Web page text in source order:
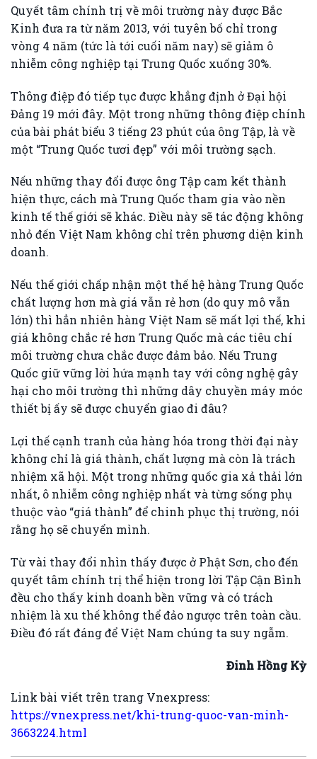
Quyết tâm chính trị về môi trường này được Bắc
Kinh đưa ra từ năm 2013, với tuyên bố chỉ trong
vòng 4 năm (tức là tới cuối năm nay) sẽ giảm ô
nhiễm công nghiệp tại Trung Quốc xuống 30%.
Thông điệp đó tiếp tục được khẳng định ở Đại hội
Đảng 19 mới đây. Một trong những thông điệp chính
của bài phát biểu 3 tiếng 23 phút của ông Tập, là về
một “Trung Quốc tươi đẹp” với môi trường sạch.
Nếu những thay đổi được ông Tập cam kết thành
hiện thực, cách mà Trung Quốc tham gia vào nền
kinh tế thế giới sẽ khác. Điều này sẽ tác động không
nhỏ đến Việt Nam không chỉ trên phương diện kinh
doanh.
Nếu thế giới chấp nhận một thế hệ hàng Trung Quốc
chất lượng hơn mà giá vẫn rẻ hơn (do quy mô vẫn
lớn) thì hẳn nhiên hàng Việt Nam sẽ mất lợi thế, khi
giá không chắc rẻ hơn Trung Quốc mà các tiêu chí
môi trường chưa chắc được đảm bảo. Nếu Trung
Quốc giữ vững lời hứa mạnh tay với công nghệ gây
hại cho môi trường thì những dây chuyền máy móc
thiết bị ấy sẽ được chuyển giao đi đâu?
Lợi thế cạnh tranh của hàng hóa trong thời đại này
không chỉ là giá thành, chất lượng mà còn là trách
nhiệm xã hội. Một trong những quốc gia xả thải lớn
nhất, ô nhiễm công nghiệp nhất và từng sống phụ
thuộc vào “giá thành” để chinh phục thị trường, nói
rằng họ sẽ chuyển mình.
Từ vài thay đổi nhìn thấy được ở Phật Sơn, cho đến
quyết tâm chính trị thể hiện trong lời Tập Cận Bình
đều cho thấy kinh doanh bền vững và có trách
nhiệm là xu thế không thể đảo ngược trên toàn cầu.
Điều đó rất đáng để Việt Nam chúng ta suy ngẫm.
Đinh Hồng Kỳ
Link bài viết trên trang Vnexpress:
https://vnexpress.net/khi-trung-quoc-van-minh-
3663224.html